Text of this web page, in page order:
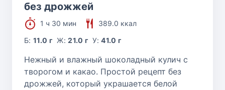
без дрожжей
1 ч 30 мин
389.0 ккал
Б:11.0 г Ж:21.0 г У:41.0 г
Нежный и влажный шоколадный кулич с
творогом и какао. Простой рецепт без
дрожжей, который украшается белой